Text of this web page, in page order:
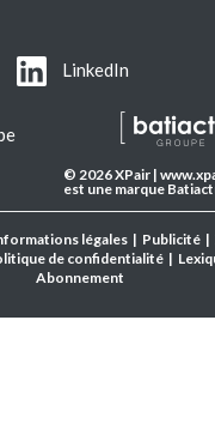
LinkedIn
© 2026 XPair |
est une marque
légales| Publicité|
de confidentialité|
Abonnement